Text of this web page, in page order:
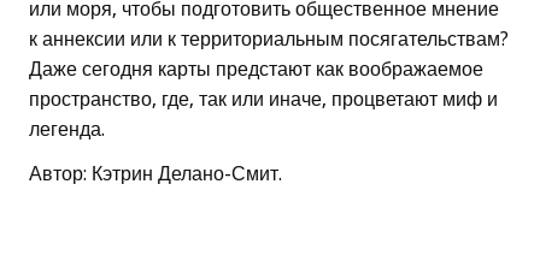
или моря, чтобы подготовить общественное мнение
к аннексии или к территориальным посягательствам?
Даже сегодня карты предстают как воображаемое
пространство, где, так или иначе, процветают миф и
легенда.
Автор: Кэтрин Делано-Смит.